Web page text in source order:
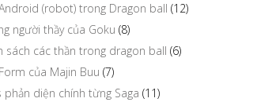
(robot) trong Dragon ball (12)
người thầy của Goku (8)
sách các thần trong dragon ball (6)
của Majin Buu (7)
phản diện chính từng Saga (11)